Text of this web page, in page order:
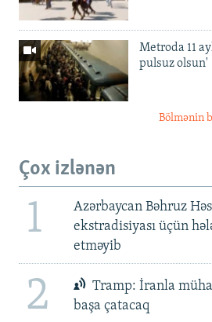
Metroda 11
pulsuz olsun'
Bölmənin
Çox izlənən
1
Azərbaycan Bəhruz
ekstradisiyası üçün
etməyib
2
Tramp: İranla
başa çatacaq